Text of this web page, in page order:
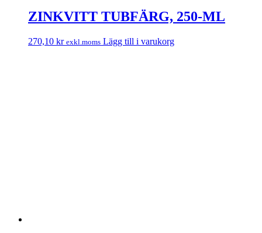
ZINKVITT TUBFÄRG, 250-ML
270,10 kr exkl.moms Lägg till i varukorg